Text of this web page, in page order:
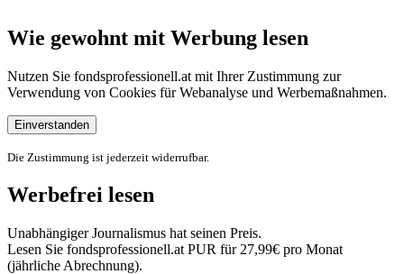
Wie gewohnt mit Werbung lesen
Nutzen Sie fondsprofessionell.at mit Ihrer Zustimmung zur
Verwendung von Cookies für Webanalyse und Werbemaßnahmen.
Einverstanden
Die Zustimmung ist jederzeit widerrufbar.
Werbefrei lesen
Unabhängiger Journalismus hat seinen Preis.
Lesen Sie fondsprofessionell.at PUR für 27,99€ pro Monat
(jährliche Abrechnung).